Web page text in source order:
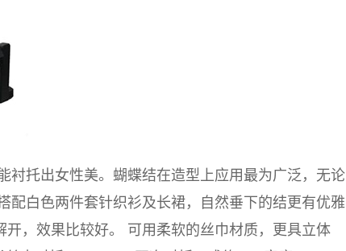
衬托出女性美。蝴蝶结在造型上应用最为广泛，无论
配白色两件套针织衫及长裙，自然垂下的结更有优雅
，效果比较好。 可用柔软的丝巾材质，更具立体